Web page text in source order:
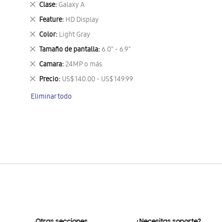
Clase Galaxy A
Eliminar
este
artículo
Feature HD Display
Eliminar
este
artículo
Color Light Gray
Eliminar
este
artículo
Tamaño de pantalla 6.0" - 6.9"
Eliminar
este
artículo
Camara 24MP o más
Eliminar
este
artículo
Precio US$ 140.00 - US$ 149.99
Eliminar
artículo
Eliminar todo